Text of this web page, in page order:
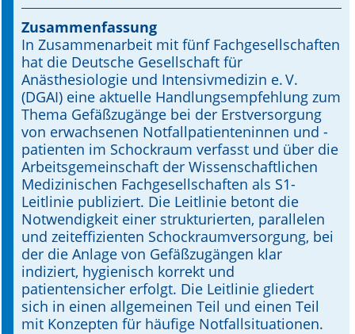
Mediadaten
Autoren-Service
Bestell-Service
Stellenmarkt
Kongresskalender
Zusammenfassung
In Zusammenarbeit mit fünf Fachgesellschaften
hat die Deutsche Gesellschaft für
Anästhesiologie und Intensivmedizin e. V.
(DGAI) eine aktuelle Handlungsempfehlung zum
Thema Gefäßzugänge bei der Erstversorgung
von erwachsenen Notfallpatienteninnen und -
patienten im Schockraum verfasst und über die
Arbeitsgemeinschaft der Wissenschaftlichen
Medizinischen Fachgesellschaften als S1-
Leitlinie publiziert. Die Leitlinie betont die
Notwendigkeit einer strukturierten, parallelen
und zeiteffizienten Schockraumversorgung, bei
der die Anlage von Gefäßzugängen klar
indiziert, hygienisch korrekt und
patientensicher erfolgt. Die Leitlinie gliedert
sich in einen allgemeinen Teil und einen Teil
mit Konzepten für häufige Notfallsituationen.